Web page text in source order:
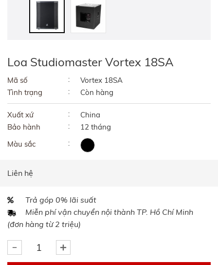
Loa Studiomaster Vortex 18SA
Mã số
Vortex 18SA
Tình trạng
Còn hàng
Xuất xứ
China
Bảo hành
12 tháng
Màu sắc
Liên hệ
Trả góp 0% lãi suất
Miễn phí vận chuyển nội thành TP. Hồ Chí Minh
(đơn hàng từ 2 triệu)